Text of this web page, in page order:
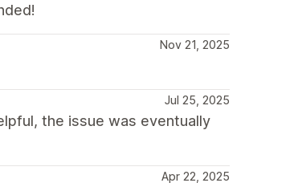
Nov 21, 2025
Jul 25, 2025
the issue was eventually
Apr 22, 2025